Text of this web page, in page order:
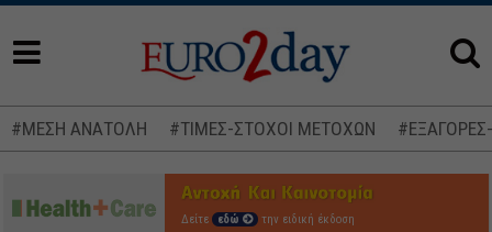
#ΜΕΣΗ ΑΝΑΤΟΛΗ #ΤΙΜΕΣ-ΣΤΟΧΟΙ ΜΕΤΟΧΩΝ
Δείτε εδώ την ειδική έκδοση